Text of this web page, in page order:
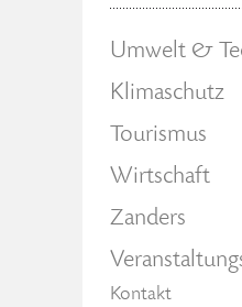
Umwelt &
Klimaschutz
Tourismus
Wirtschaft
Zanders
Kontakt